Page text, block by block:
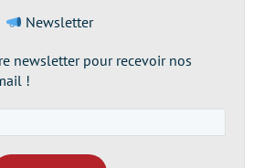
Newsletter
newsletter pour recevoir nos
!
e-
mail